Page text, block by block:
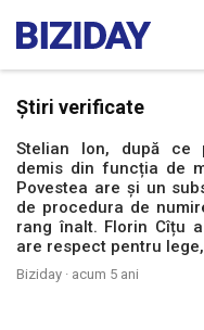
Știri verificate
Stelian Ion, după ce
demis din funcția de
Povestea are și un
de procedura de
rang înalt. Florin Cîțu
are respect pentru
Biziday · acum 5 ani